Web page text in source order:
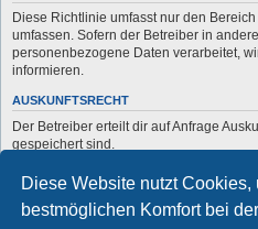
Diese Website nutzt Cookies,
bestmöglichen Komfort bei
Diese Richtlinie umfasst nur den
umfassen. Sofern der Betreiber in
personenbezogene Daten verarbeitet,
informieren.
AUSKUNFTSRECHT
Der Betreiber erteilt dir auf Anfrage
gespeichert sind.
Du kannst jederzeit die Löschung bzw.
Kontaktiere hierzu bitte den Betreiber.